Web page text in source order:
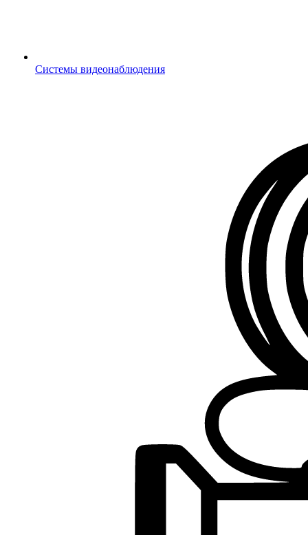
Системы видеонаблюдения